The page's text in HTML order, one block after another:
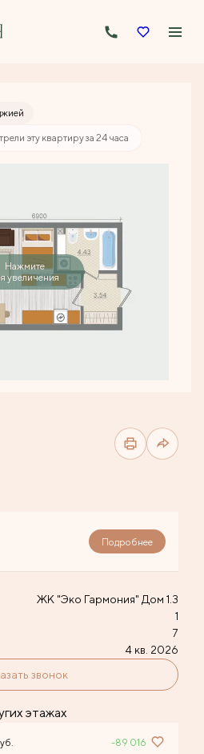
4 813 289 руб.
эту квартиру за 24 часа
Нажмите
увеличения
Подробнее
ЖК "Эко Гармония" Дом 1.3
1
7
4 кв. 2026
звонок
этажах
-89 016